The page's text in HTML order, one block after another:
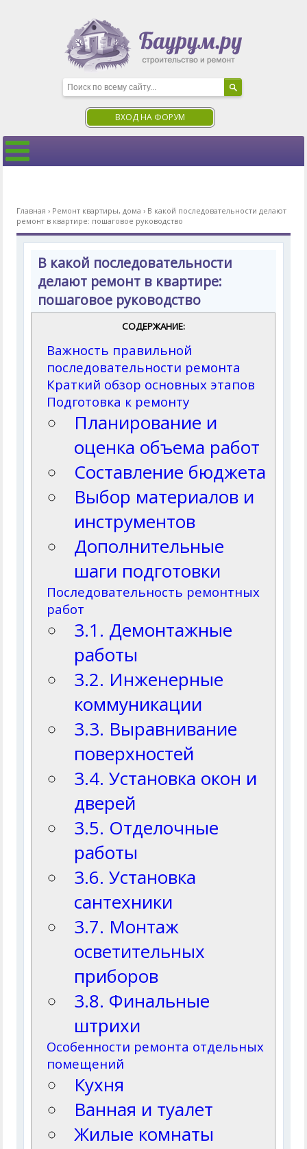
ВХОД НА ФОРУМ
Главная › Ремонт квартиры, дома › В какой последовательности делают
ремонт в квартире: пошаговое руководство
В какой последовательности
делают ремонт в квартире:
пошаговое руководство
СОДЕРЖАНИЕ:
Важность правильной
последовательности ремонта
Краткий обзор основных этапов
Подготовка к ремонту
Планирование и
оценка объема работ
Составление бюджета
Выбор материалов и
инструментов
Дополнительные
шаги подготовки
Последовательность ремонтных
работ
3.1. Демонтажные
работы
3.2. Инженерные
коммуникации
3.3. Выравнивание
поверхностей
3.4. Установка окон и
дверей
3.5. Отделочные
работы
3.6. Установка
сантехники
3.7. Монтаж
осветительных
приборов
3.8. Финальные
штрихи
Особенности ремонта отдельных
помещений
Кухня
Ванная и туалет
Жилые комнаты